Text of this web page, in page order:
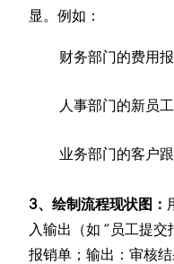
显。例如：​
财务部门的费用
人事部门的新员
业务部门的客户
3、绘制流程现状图：
入输出（如 “员工提
报销单；输出：审核